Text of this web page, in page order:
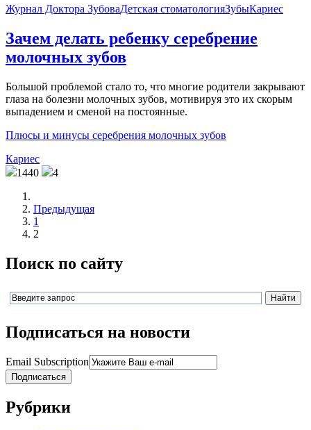
Журнал Доктора ЗубоваДетская стоматологияЗубыКариес
Зачем делать ребенку серебрение
молочных зубов
Большой проблемой стало то, что многие родители закрывают
глаза на болезни молочных зубов, мотивируя это их скорым
выпадением и сменой на постоянные.
Плюсы и минусы серебрения молочных зубов
Кариес
1440
4
Предыдущая
1
2
Поиск по сайту
Подписаться на новости
Email Subscription
Подписаться
Рубрики